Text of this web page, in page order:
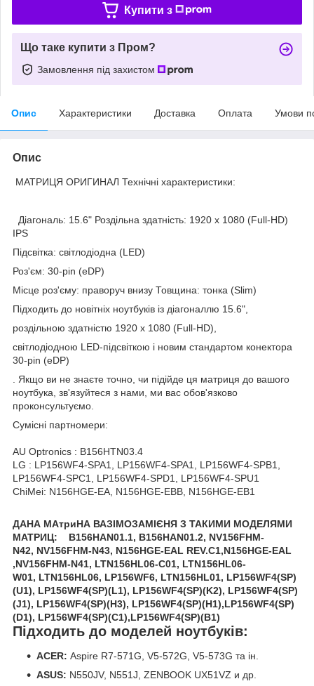
Купити з
Що таке купити з Пром?
Замовлення під захистом
Опис Характеристики Доставка Оплата Умови
Опис
МАТРИЦЯ ОРИГИНАЛ Технічні характеристики:
Діагональ: 15.6" Роздільна здатність: 1920 x 1080 (Full-HD)
IPS
Підсвітка: світлодіодна (LED)
Роз'єм: 30-pin (eDP)
Місце роз'єму: праворуч внизу Товщина: тонка (Slim)
Підходить до новітніх ноутбуків із діагоналлю 15.6",
роздільною здатністю 1920 x 1080 (Full-HD),
світлодіодною LED-підсвіткою і новим стандартом конектора
30-pin (eDP)
. Якщо ви не знаєте точно, чи підійде ця матриця до вашого
ноутбука, зв'язуйтеся з нами, ми вас обов'язково
проконсультуємо.
Сумісні партномери:
AU Optronics : B156HTN03.4
LG : LP156WF4-SPA1, LP156WF4-SPA1, LP156WF4-SPB1,
LP156WF4-SPC1, LP156WF4-SPD1, LP156WF4-SPU1
ChiMei: N156HGE-EA, N156HGE-EBB, N156HGE-EB1
ДАНА МАтриНА ВАЗІМОЗАМІЄНЯ З ТАКИМИ МОДЕЛЯМИ
МАТРИЦ:
B156HAN01.1, B156HAN01.2, NV156FHM-
N42, NV156FHM-N43, N156HGE-EAL REV.C1,N156HGE-EAL
,NV156FHM-N41, LTN156HL06-C01, LTN156HL06-
W01, LTN156HL06, LP156WF6, LTN156HL01, LP156WF4(SP)
(U1), LP156WF4(SP)(L1), LP156WF4(SP)(K2), LP156WF4(SP)
(J1), LP156WF4(SP)(H3), LP156WF4(SP)(H1),LP156WF4(SP)
(D1), LP156WF4(SP)(C1),LP156WF4(SP)(B1)
Підходить до моделей ноутбуків:
ACER: Aspire R7-571G, V5-572G, V5-573G та ін.
ASUS: N550JV, N551J, ZENBOOK UX51VZ и др.